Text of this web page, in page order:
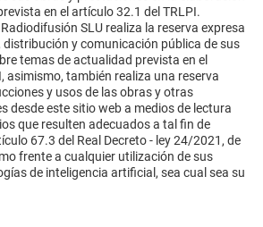
en el artículo 32.1 del TRLPI.
SLU realiza la reserva expresa
y comunicación pública de sus
temas de actualidad prevista en el
asimismo, también realiza una reserva
y usos de las obras y otras
desde este sitio web a medios de lectura
que resulten adecuados a tal fin de
67.3 del Real Decreto - ley 24/2021, de
frente a cualquier utilización de sus
de inteligencia artificial, sea cual sea su